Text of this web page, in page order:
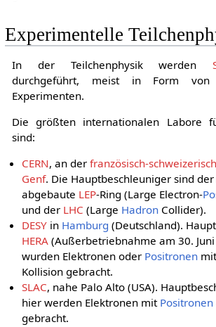
Experimentelle
In der Teilchenphysik werden
durchgeführt, meist in Form von
Experimenten.
Die größten internationalen Labore
sind:
CERN, an derfranzösisch-
Genf. Die Hauptbeschleuniger sind
abgebaute LEP-Ring (Large Electron-
und der LHC (Large Hadron Collider).
DESY in Hamburg (Deutschland).
HERA (Außerbetriebnahme am 30.
wurden Elektronen oder Positronen
Kollision gebracht.
SLAC, nahe Palo Alto (USA).
hier werden Elektronen mit Positronen
gebracht.